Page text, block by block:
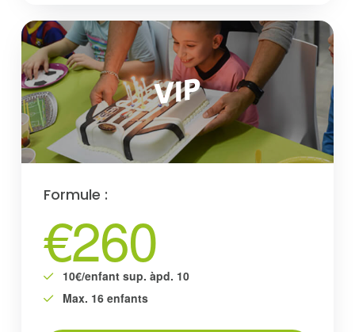
VIP
Formule :
€260
10€/enfant sup. àpd. 10
Max. 16 enfants